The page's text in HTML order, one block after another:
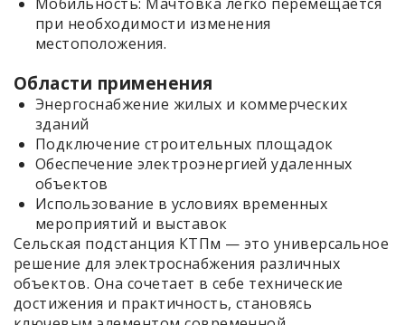
при необходимости изменения
местоположения.
Области применения
Энергоснабжение жилых и коммерческих
зданий
Подключение строительных площадок
Обеспечение электроэнергией удаленных
объектов
Использование в условиях временных
мероприятий и выставок
Сельская подстанция КТПм — это универсальное
решение для электроснабжения различных
объектов. Она сочетает в себе технические
достижения и практичность, становясь